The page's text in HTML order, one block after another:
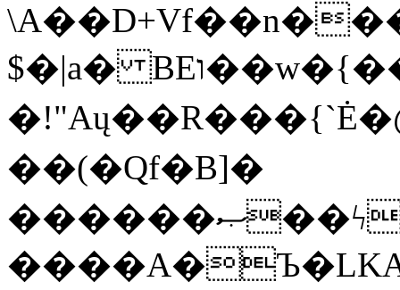
$�|a� BEו��w�{���;���q�X��d%�������W� hU�(�1�Ū}9�S�F<��i�L3�;�
��(�Qf�B]�
������ޞ��ϟak��r��_39$�8�p���7�2�yIZ�R��x��/